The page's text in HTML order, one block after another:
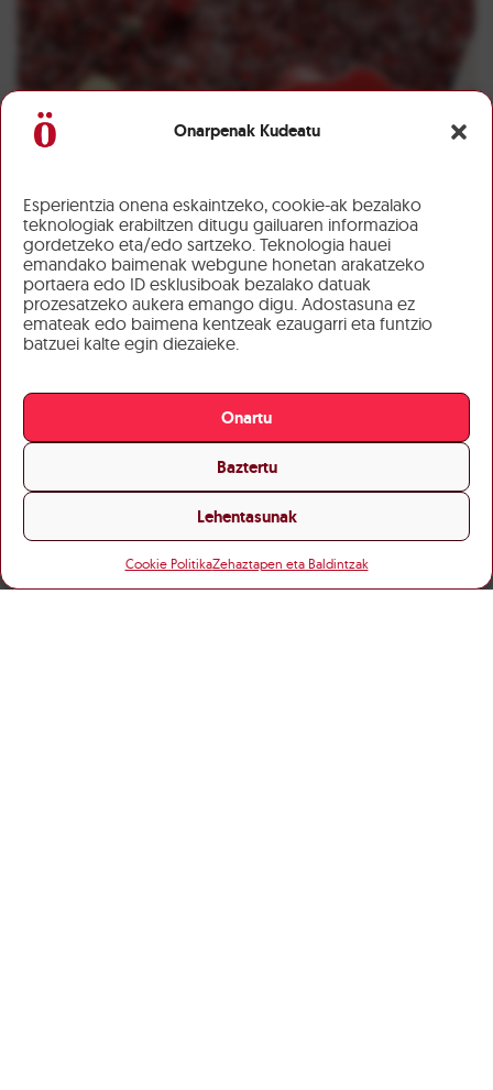
Onarpenak Kudeatu
Esperientzia onena eskaintzeko, cookie-ak bezalako
teknologiak erabiltzen ditugu gailuaren informazioa
gordetzeko eta/edo sartzeko. Teknologia hauei
emandako baimenak webgune honetan arakatzeko
portaera edo ID esklusiboak bezalako datuak
prozesatzeko aukera emango digu. Adostasuna ez
emateak edo baimena kentzeak ezaugarri eta funtzio
batzuei kalte egin diezaieke.
Onartu
Baztertu
Lehentasunak
Cookie PolitikaZehaztapen eta Baldintzak